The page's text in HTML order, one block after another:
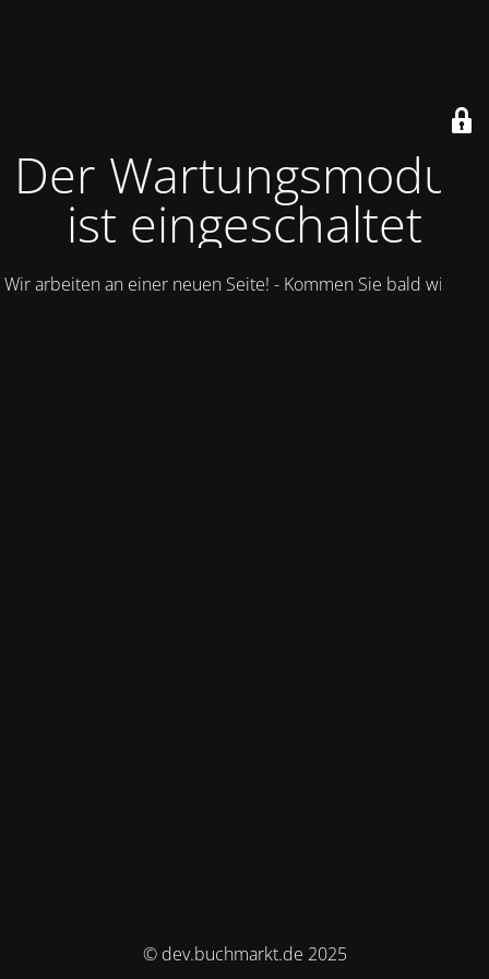
Der Wartungsmodus
ist eingeschaltet
Wir arbeiten an einer neuen Seite! - Kommen Sie bald wieder.
© dev.buchmarkt.de 2025